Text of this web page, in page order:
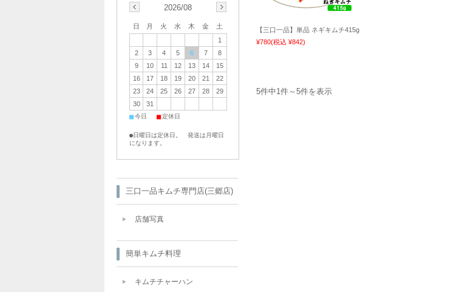
【三口一品】単品 ネギキムチ415g
¥780(税込 ¥842)
5件中1件～5件を表示
2026/08
日 月 火 水 木 金
土
1
2
3 4 5 6 7
8
9
10 11 12 13 14
15
16
17 18 19 20 21
22
23
24 25 26 27 28
29
30
31
■今日 ■定休日
●日曜日は定休日。 発送は月曜日
になります。
三口一品キムチ専門店(三郷店)
店舗写真
簡単キムチ料理
キムチチャーハン